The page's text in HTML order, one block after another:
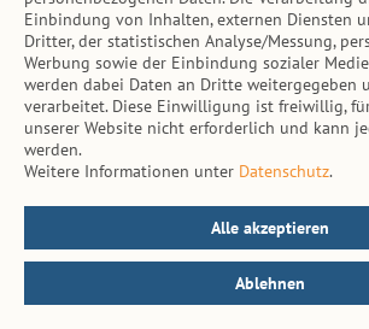
Tierarzt-Suche
Hinweise
AGB
Impressum
Datenschutz
Kontakt
© vs. vergleichen-und-
Einbindung von Inhalten, externen Diensten
Dritter, der statistischen Analyse/Messung,
Werbung sowie der Einbindung sozialer
werden dabei Daten an Dritte weitergegeben
verarbeitet. Diese Einwilligung ist freiwillig,
unserer Website nicht erforderlich und kann
werden.
Weitere Informationen unter Datenschutz.
Alle akzeptieren
Ablehnen